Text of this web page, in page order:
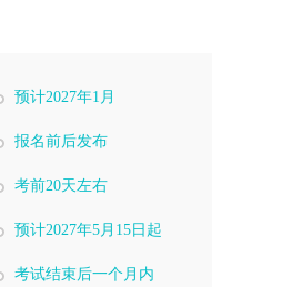
预计2027年1月
报名前后发布
考前20天左右
预计2027年5月15日起
考试结束后一个月内